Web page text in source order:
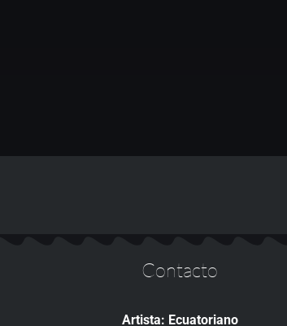
Contacto
Artista: Ecuatoriano